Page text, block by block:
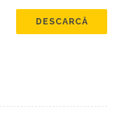
DESCARCĂ